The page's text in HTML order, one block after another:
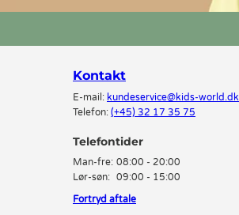
Kontakt
E-mail: kundeservice@kids-world.dk
Telefon: (+45) 32 17 35 75
Telefontider
Man-fre: 08:00 - 20:00
Lør-søn: 09:00 - 15:00
Fortryd aftale